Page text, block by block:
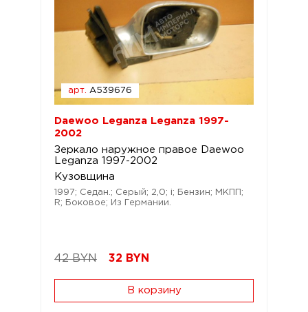
арт. A539676
Daewoo Leganza Leganza 1997-
2002
Зеркало наружное правое Daewoo
Leganza 1997-2002
Кузовщина
1997; Седан.; Серый; 2,0; i; Бензин; МКПП;
R; Боковое; Из Германии.
42 BYN 32 BYN
В корзину